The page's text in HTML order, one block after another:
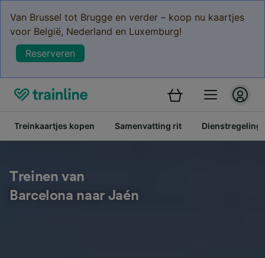
Van Brussel tot Brugge en verder – koop nu kaartjes
voor België, Nederland en Luxemburg!
Reserveren
Treinkaartjes kopen Samenvatting rit Dienstregeling
Treinen van
Barcelona naar Jaén